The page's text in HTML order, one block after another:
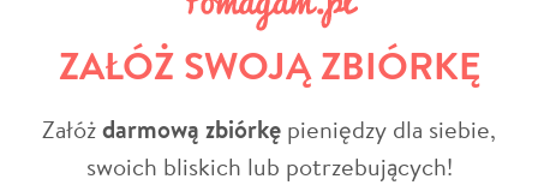
ZAŁÓŻ SWOJĄ ZBIÓRKĘ
Załóżdarmową zbiórkę pieniędzy dla siebie,
swoich bliskich lub potrzebujących!